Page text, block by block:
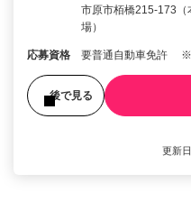
市原市栢橋215-173（
場）
応募資格 要普通自動車免許 ※
後で見る
更新